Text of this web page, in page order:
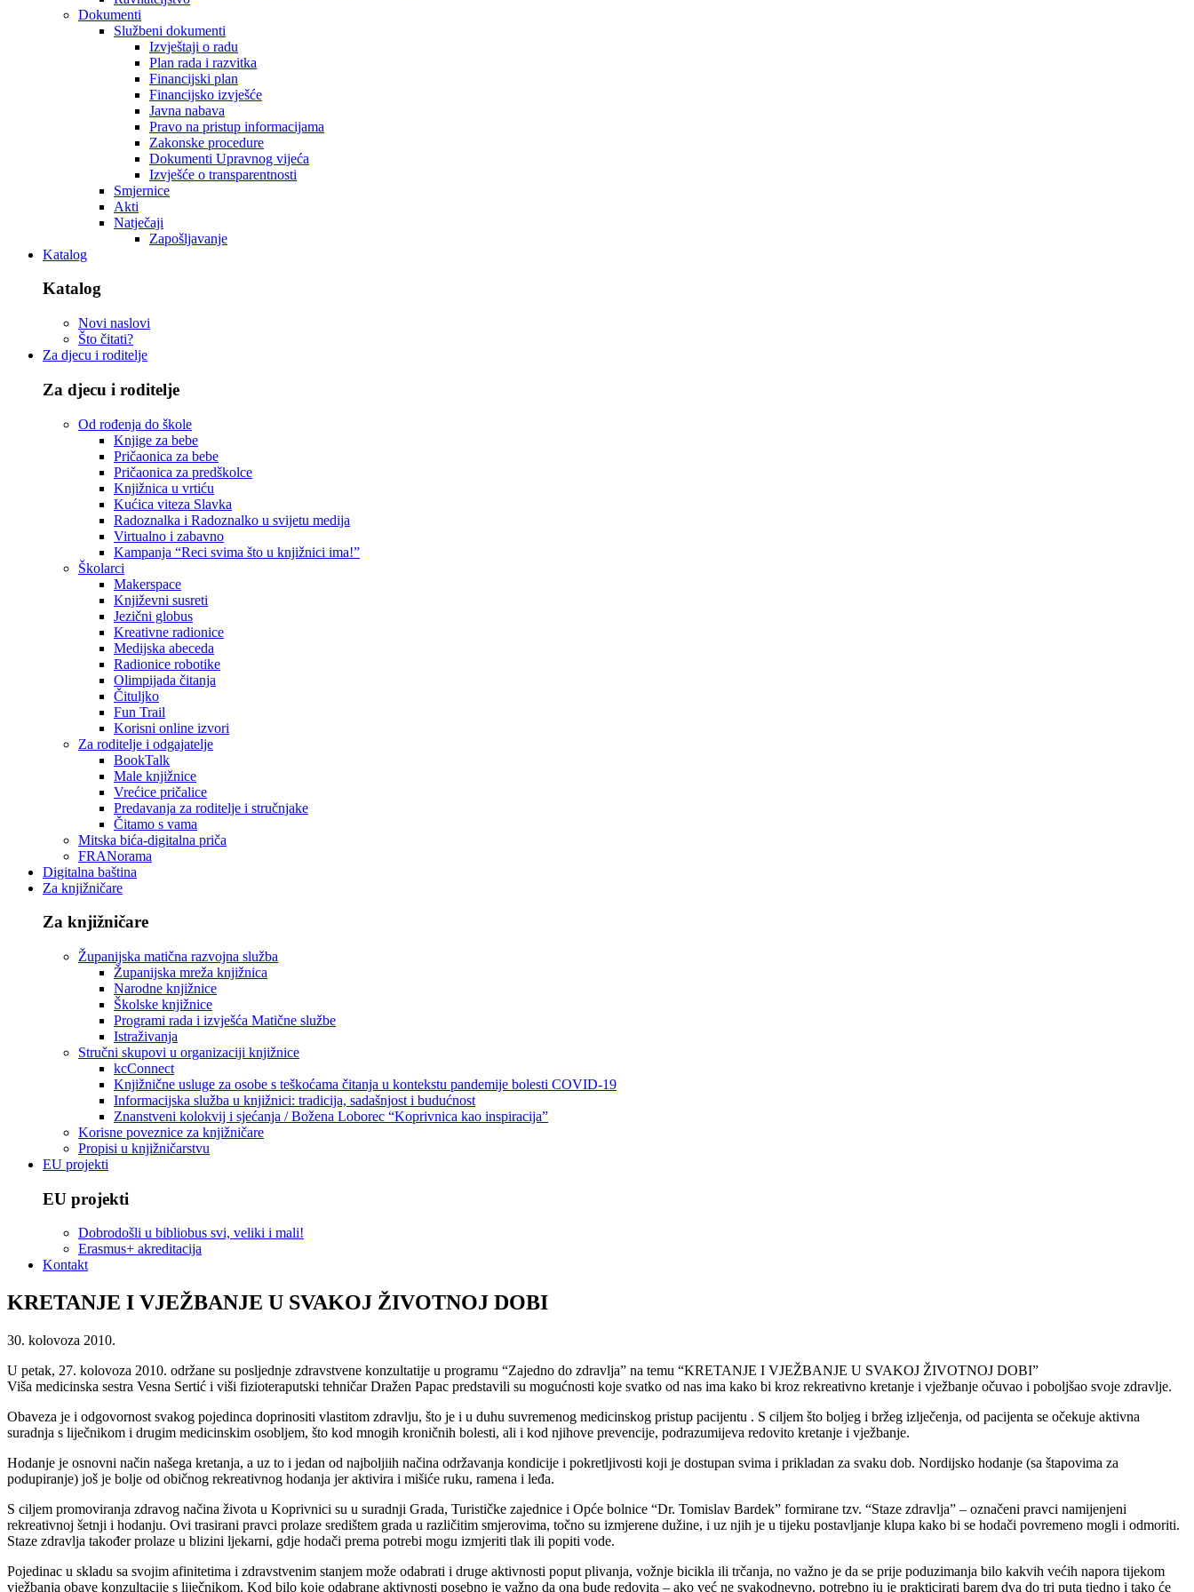
Dokumenti
Službeni dokumenti
Izvještaji o radu
Plan rada i razvitka
Financijski plan
Financijsko izvješće
Javna nabava
Pravo na pristup informacijama
Zakonske procedure
Dokumenti Upravnog vijeća
Izvješće o transparentnosti
Smjernice
Akti
Natječaji
Zapošljavanje
Katalog
Katalog
Novi naslovi
Što čitati?
Za djecu i roditelje
Za djecu i roditelje
Od rođenja do škole
Knjige za bebe
Pričaonica za bebe
Pričaonica za predškolce
Knjižnica u vrtiću
Kućica viteza Slavka
Radoznalka i Radoznalko u svijetu medija
Virtualno i zabavno
Kampanja “Reci svima što u knjižnici ima!”
Školarci
Makerspace
Književni susreti
Jezični globus
Kreativne radionice
Medijska abeceda
Radionice robotike
Olimpijada čitanja
Čituljko
Fun Trail
Korisni online izvori
Za roditelje i odgajatelje
BookTalk
Male knjižnice
Vrećice pričalice
Predavanja za roditelje i stručnjake
Čitamo s vama
Mitska bića-digitalna priča
FRANorama
Digitalna baština
Za knjižničare
Za knjižničare
Županijska matična razvojna služba
Županijska mreža knjižnica
Narodne knjižnice
Školske knjižnice
Programi rada i izvješća Matične službe
Istraživanja
Stručni skupovi u organizaciji knjižnice
kcConnect
Knjižnične usluge za osobe s teškoćama čitanja u kontekstu pandemije bolesti COVID-19
Informacijska služba u knjižnici: tradicija, sadašnjost i budućnost
Znanstveni kolokvij i sjećanja / Božena Loborec “Koprivnica kao inspiracija”
Korisne poveznice za knjižničare
Propisi u knjižničarstvu
EU projekti
EU projekti
Dobrodošli u bibliobus svi, veliki i mali!
Erasmus+ akreditacija
Kontakt
KRETANJE I VJEŽBANJE U SVAKOJ ŽIVOTNOJ DOBI
30. kolovoza 2010.
U petak, 27. kolovoza 2010. održane su posljednje zdravstvene konzultatije u programu “Zajedno do zdravlja” na temu “KRETANJE I VJEŽBANJE U SVAKOJ ŽIVOTNOJ DOBI”
Viša medicinska sestra Vesna Sertić i viši fizioteraputski tehničar Dražen Papac predstavili su mogućnosti koje svatko od nas ima kako bi kroz rekreativno kretanje i vježbanje očuvao i poboljšao svoje zdravlje.
Obaveza je i odgovornost svakog pojedinca doprinositi vlastitom zdravlju, što je i u duhu suvremenog medicinskog pristup pacijentu . S ciljem što boljeg i bržeg izlječenja, od pacijenta se očekuje aktivna
suradnja s liječnikom i drugim medicinskim osobljem, što kod mnogih kroničnih bolesti, ali i kod njihove prevencije, podrazumijeva redovito kretanje i vježbanje.
Hodanje je osnovni način našega kretanja, a uz to i jedan od najboljiih načina održavanja kondicije i pokretljivosti koji je dostupan svima i prikladan za svaku dob. Nordijsko hodanje (sa štapovima za
podupiranje) još je bolje od običnog rekreativnog hodanja jer aktivira i mišiće ruku, ramena i leđa.
S ciljem promoviranja zdravog načina života u Koprivnici su u suradnji Grada, Turističke zajednice i Opće bolnice “Dr. Tomislav Bardek” formirane tzv. “Staze zdravlja” – označeni pravci namijenjeni
rekreativnoj šetnji i hodanju. Ovi trasirani pravci prolaze središtem grada u različitim smjerovima, točno su izmjerene dužine, i uz njih je u tijeku postavljanje klupa kako bi se hodači povremeno mogli i odmoriti.
Staze zdravlja također prolaze u blizini ljekarni, gdje hodači prema potrebi mogu izmjeriti tlak ili popiti vode.
Pojedinac u skladu sa svojim afinitetima i zdravstvenim stanjem može odabrati i druge aktivnosti poput plivanja, vožnje bicikla ili trčanja, no važno je da se prije poduzimanja bilo kakvih većih napora tijekom
vježbanja obave konzultacije s liječnikom. Kod bilo koje odabrane aktivnosti posebno je važno da ona bude redovita – ako već ne svakodnevno, potrebno ju je prakticirati barem dva do tri puta tjedno i tako će